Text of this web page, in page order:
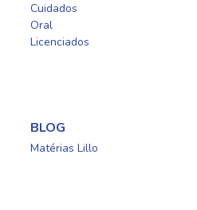
Cuidados
Oral​
Licenciados​
BLOG
Matérias Lillo